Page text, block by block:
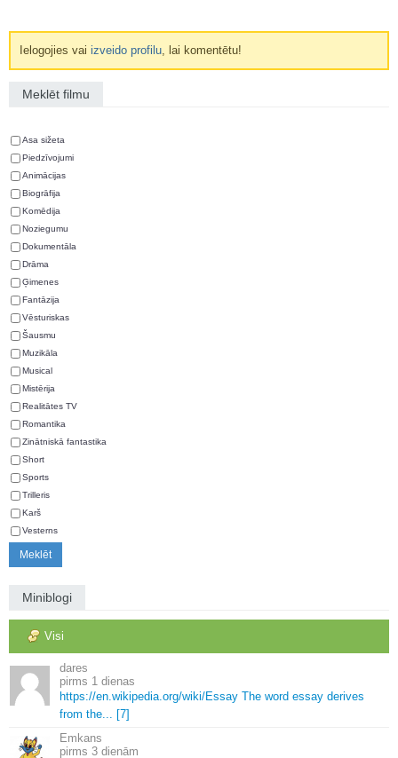
Ielogojies vaiizveido profilu, lai komentētu!
Meklēt filmu
Asa sižeta
Piedzīvojumi
Animācijas
Biogrāfija
Komēdija
Noziegumu
Dokumentāla
Drāma
Ģimenes
Fantāzija
Vēsturiskas
Šausmu
Muzikāla
Musical
Mistērija
Realitātes TV
Romantika
Zinātniskā fantastika
Short
Sports
Trilleris
Karš
Vesterns
Miniblogi
Visi
dares
1 dienas
https://en.wikipedia.org/wiki/Essay The word essay derives
from the... [7]
Emkans
3 dienām